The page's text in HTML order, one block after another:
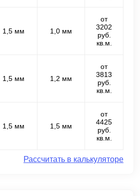
1,5 мм 1,0 мм
от
3202
руб.
кв.м.
1,5 мм 1,2 мм
от
3813
руб.
кв.м.
1,5 мм 1,5 мм
от
4425
руб.
кв.м.
Рассчитать в калькуляторе